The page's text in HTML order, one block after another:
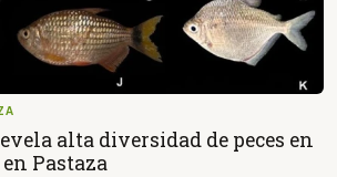
alta diversidad de peces en
Pastaza